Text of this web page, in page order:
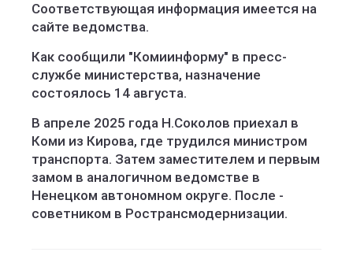
Соответствующая информация имеется на
сайте ведомства.
Как сообщили "Комиинформу" в пресс-
службе министерства, назначение
состоялось 14 августа.
В апреле 2025 года Н.Соколов приехал в
Коми из Кирова, где трудился министром
транспорта. Затем заместителем и первым
замом в аналогичном ведомстве в
Ненецком автономном округе. После -
советником в Ространсмодернизации.